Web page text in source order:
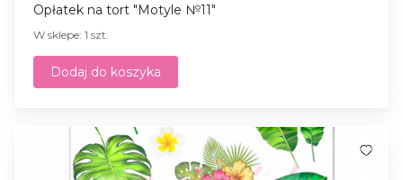
Opłatek na tort "Motyle №11"
W sklepe: 1 szt.
Dodaj do koszyka